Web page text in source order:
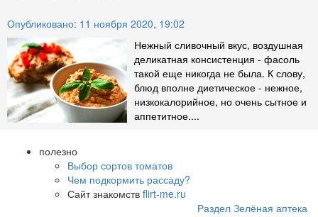
Опубликовано: 11 ноября 2020, 19:02
Нежный сливочный вкус, воздушная
деликатная консистенция - фасоль
такой еще никогда не была. К слову,
блюд вполне диетическое - нежное,
низкокалорийное, но очень сытное и
аппетитное....
полезно
Выбор сортов томатов
Чем подкормить рассаду?
Сайт знакомств flirt-me.ru
Раздел Зелёная аптека